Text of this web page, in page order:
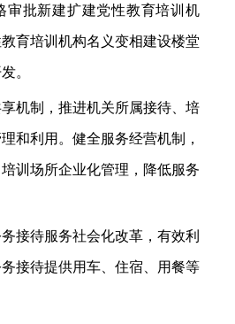
批新建扩建党性教育培训机
育培训机构名义变相建设楼堂
。
制，推进机关所属接待、培
和利用。健全服务经营机制，
训场所企业化管理，降低服务
待服务社会化改革，有效利
接待提供用车、住宿、用餐等